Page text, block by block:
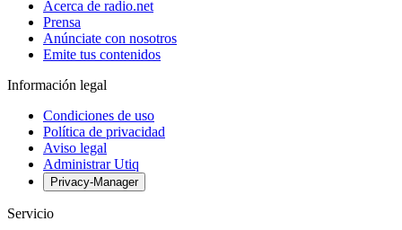
Acerca de radio.net
Prensa
Anúnciate con nosotros
Emite tus contenidos
Información legal
Condiciones de uso
Política de privacidad
Aviso legal
Administrar Utiq
Privacy-Manager
Servicio